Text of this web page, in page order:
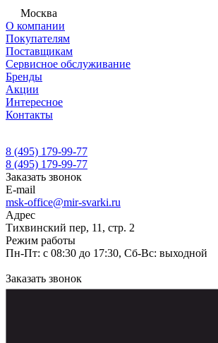
Москва
О компании
Покупателям
Поставщикам
Сервисное обслуживание
Бренды
Акции
Интересное
Контакты
8 (495) 179-99-77
8 (495) 179-99-77
Заказать звонок
E-mail
msk-office@mir-svarki.ru
Адрес
Тихвинский пер, 11, стр. 2
Режим работы
Пн-Пт: с 08:30 до 17:30, Сб-Вс: выходной
Заказать звонок